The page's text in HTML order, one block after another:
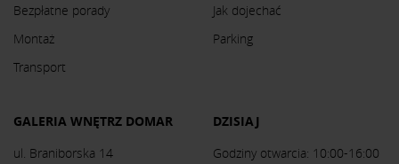
Bezpłatne porady
Montaż
Transport
Jak dojechać
Parking
GALERIA WNĘTRZ DOMAR
ul. Braniborska 14
DZISIAJ
Godziny otwarcia: 10:00-16:00